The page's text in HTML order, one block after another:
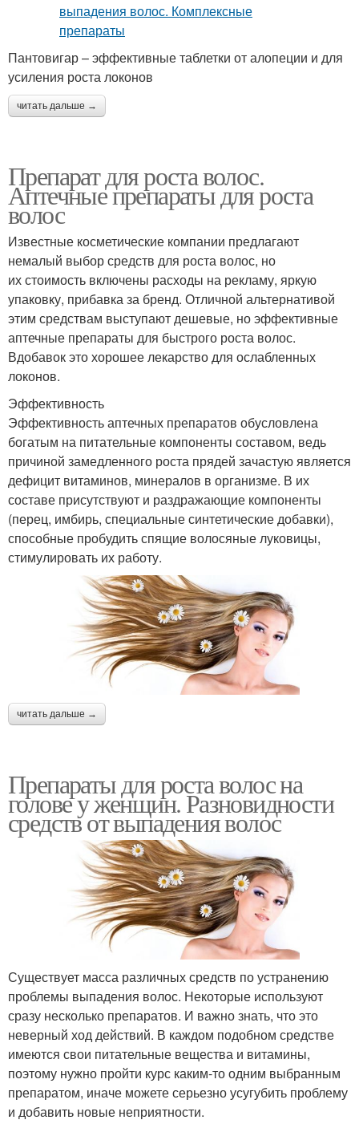
Пантовигар – эффективные таблетки от алопеции и для
усиления роста локонов
читать дальше →
Препарат для роста волос.
Аптечные препараты для роста
волос
Известные косметические компании предлагают
немалый выбор средств для роста волос, но
их стоимость включены расходы на рекламу, яркую
упаковку, прибавка за бренд. Отличной альтернативой
этим средствам выступают дешевые, но эффективные
аптечные препараты для быстрого роста волос.
Вдобавок это хорошее лекарство для ослабленных
локонов.
Эффективность
Эффективность аптечных препаратов обусловлена
богатым на питательные компоненты составом, ведь
причиной замедленного роста прядей зачастую является
дефицит витаминов, минералов в организме. В их
составе присутствуют и раздражающие компоненты
(перец, имбирь, специальные синтетические добавки),
способные пробудить спящие волосяные луковицы,
стимулировать их работу.
читать дальше →
Препараты для роста волос на
голове у женщин. Разновидности
средств от выпадения волос
Существует масса различных средств по устранению
проблемы выпадения волос. Некоторые используют
сразу несколько препаратов. И важно знать, что это
неверный ход действий. В каждом подобном средстве
имеются свои питательные вещества и витамины,
поэтому нужно пройти курс каким-то одним выбранным
препаратом, иначе можете серьезно усугубить проблему
и добавить новые неприятности.